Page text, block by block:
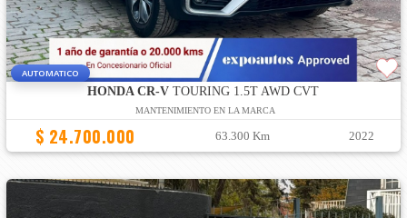
AUTOMATICO
HONDA CR-V TOURING 1.5T AWD CVT
MANTENIMIENTO EN LA MARCA
$ 24.700.000 63.300 Km 2022